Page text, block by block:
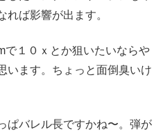
れば影響が出ます。
で１０ｘとか狙いたいならや
います。ちょっと面倒臭いけ
ぱバレル長ですかね〜。弾が